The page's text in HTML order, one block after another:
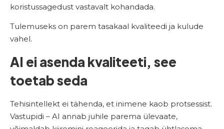
koristussagedust vastavalt kohandada.
Tulemuseks on parem tasakaal kvaliteedi ja kulude
vahel.
AI ei asenda kvaliteeti, see
toetab seda
Tehisintellekt ei tähenda, et inimene kaob protsessist.
Vastupidi – AI annab juhile parema ülevaate,